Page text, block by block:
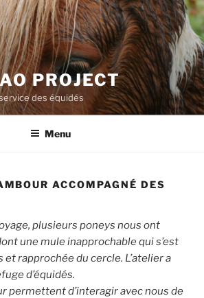
PROJECT
des équidés
Menu
ACCOMPAGNÉ DES
plusieurs poneys nous ont
une mule inapprochable qui s’est
rapprochée du cercle. L’atelier a
d’équidés.
permettent d’interagir avec nous de